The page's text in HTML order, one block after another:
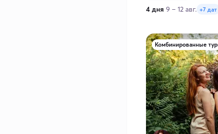
4 дня 9 – 12 авг. +7 дат
Комбинированные